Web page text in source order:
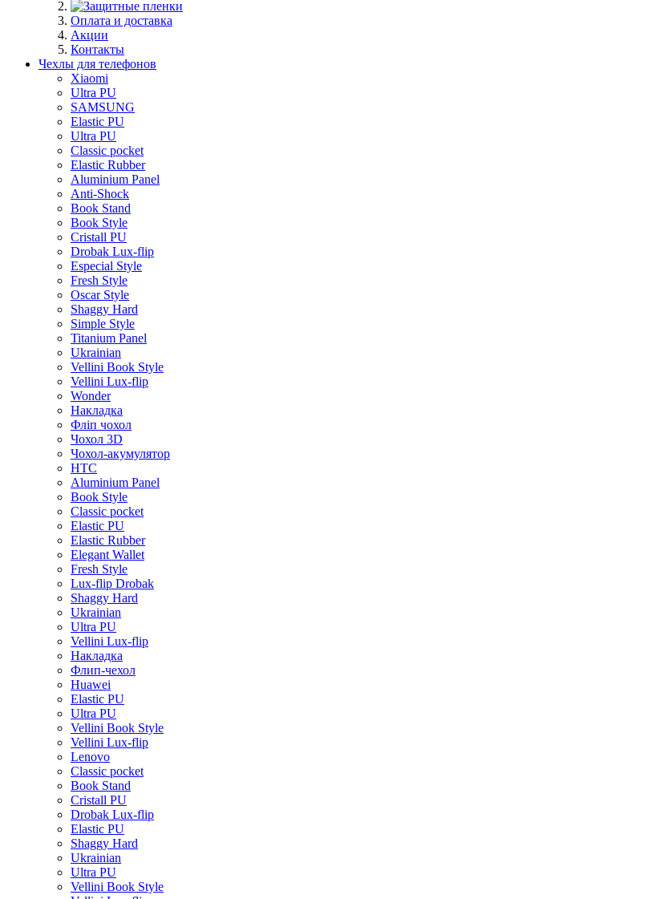
Оплата и доставка
Акции
Контакты
Чехлы для телефонов
Xiaomi
Ultra PU
SAMSUNG
Elastic PU
Ultra PU
Classic pocket
Elastic Rubber
Aluminium Panel
Anti-Shock
Book Stand
Book Style
Cristall PU
Drobak Lux-flip
Especial Style
Fresh Style
Oscar Style
Shaggy Hard
Simple Style
Titanium Panel
Ukrainian
Vellini Book Style
Vellini Lux-flip
Wonder
Накладка
Фліп чохол
Чохол 3D
Чохол-акумулятор
HTC
Aluminium Panel
Book Style
Classic pocket
Elastic PU
Elastic Rubber
Elegant Wallet
Fresh Style
Lux-flip Drobak
Shaggy Hard
Ukrainian
Ultra PU
Vellini Lux-flip
Накладка
Флип-чехол
Huawei
Elastic PU
Ultra PU
Vellini Book Style
Vellini Lux-flip
Lenovo
Classic pocket
Book Stand
Cristall PU
Drobak Lux-flip
Elastic PU
Shaggy Hard
Ukrainian
Ultra PU
Vellini Book Style